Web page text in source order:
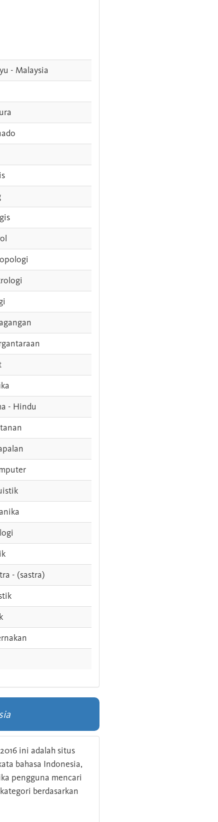
- Malaysia
- Hindu
- (sastra)
ini adalah situs
bahasa Indonesia,
pengguna mencari
berdasarkan